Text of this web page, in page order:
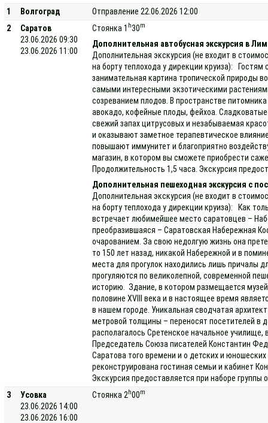
1
Волгоград
Отправление 22.06.2026 12:00
2
Саратов
23.06.2026 09:30
23.06.2026 11:00
Стоянка 1 h30m
Дополнительная автобусная экскурсия в
Дополнительная экскурсия (не входит в
на борту теплохода у дирекции круиза):
занимательная картина тропической природы
самыми интересными экзотическими
созреванием плодов. В пространстве
авокадо, кофейные плоды, фейхоа.
свежий запах цитрусовых и незабываемая
и оказывают заметное терапевтическое
повышают иммунитет и благоприятно
магазин, в котором вы сможете приобрести
Продолжительность 1,5 часа. Экскурсия
Дополнительная пешеходная экскурсия с
Дополнительная экскурсия (не входит в
на борту теплохода у дирекции круиза): Как
встречает любимейшее место саратовцев –
преобразившаяся – Саратовская Набережная
очарованием. За свою недолгую жизнь она
то 150 лет назад, никакой Набережной и в
места для прогулок находились лишь причалы
прогуляются по великолепной, современной
историю. Здание, в котором размещается
половине XVIII века и в настоящее время
в нашем городе. Уникальная сводчатая
метровой толщины – переносят посетителей в
располагалось Сретенское начальное
Председатель Союза писателей Константин
Саратова того времени и о детских и
реконструирована гостиная семьи и кабинет
Экскурсия предоставляется при наборе группы
3
Усовка
23.06.2026 14:00
23.06.2026 16:00
Стоянка 2 h00m